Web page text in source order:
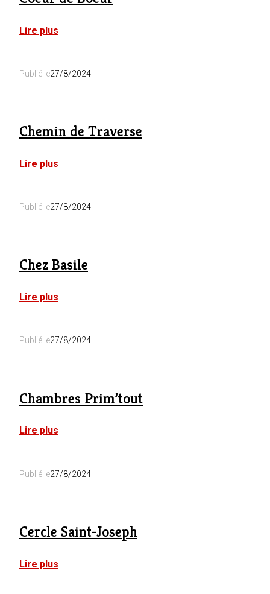
Lire plus
Publié le27/8/2024
Chemin de Traverse
Lire plus
Publié le27/8/2024
Chez Basile
Lire plus
Publié le27/8/2024
Chambres Prim’tout
Lire plus
Publié le27/8/2024
Cercle Saint-Joseph
Lire plus